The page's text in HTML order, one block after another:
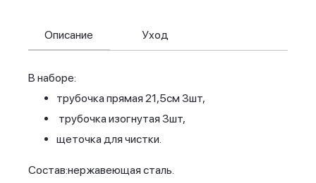
Описание
В наборе:
трубочка прямая 21,5см 3шт,
трубочка изогнутая 3шт,
щеточка для чистки.
Состав:нержавеющая сталь.
Уход